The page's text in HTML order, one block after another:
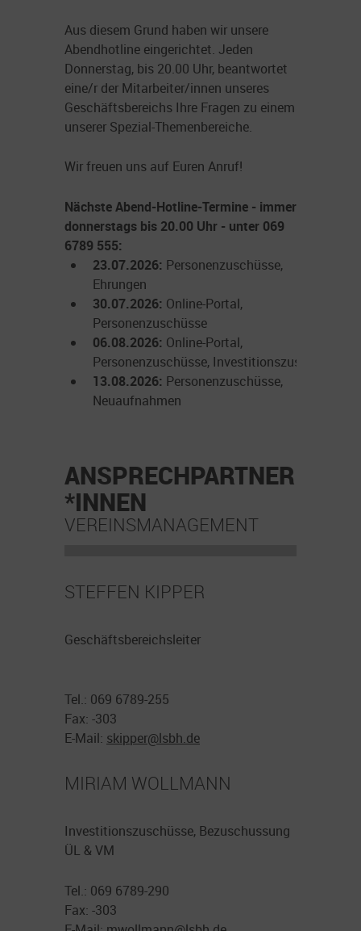
Aus diesem Grund haben wir unsere
Abendhotline eingerichtet. Jeden
Donnerstag, bis 20.00 Uhr, beantwortet
eine/r der Mitarbeiter/innen unseres
Geschäftsbereichs Ihre Fragen zu einem
unserer Spezial-Themenbereiche.
Wir freuen uns auf Euren Anruf!
Nächste Abend-Hotline-Termine - immer
donnerstags bis 20.00 Uhr - unter 069
6789 555:
23.07.2026: Personenzuschüsse,
Ehrungen
30.07.2026: Online-Portal,
Personenzuschüsse
06.08.2026: Online-Portal,
Personenzuschüsse, Investitionszuschüsse
13.08.2026: Personenzuschüsse,
Neuaufnahmen
ANSPRECHPARTNER
*INNEN
VEREINSMANAGEMENT
STEFFEN KIPPER
Geschäftsbereichsleiter
Tel.: 069 6789-255
Fax: -303
E-Mail: skipper@lsbh.de
MIRIAM WOLLMANN
Investitionszuschüsse, Bezuschussung
ÜL & VM
Tel.: 069 6789-290
Fax: -303